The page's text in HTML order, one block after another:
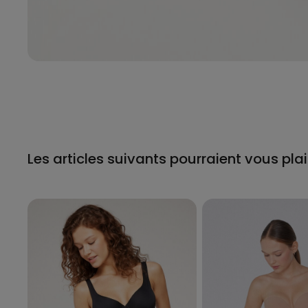
Les articles suivants pourraient vous